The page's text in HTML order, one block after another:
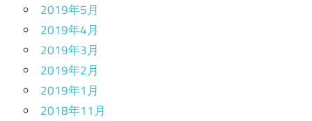
2019年5月
2019年4月
2019年3月
2019年2月
2019年1月
2018年11月